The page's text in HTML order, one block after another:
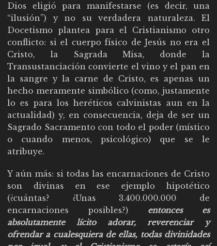
Dios eligió para manifestarse (es decir, una
“ilusión”) y no su verdadera naturaleza. El
Docetismo plantea para el Cristianismo otro
conflicto: si el cuerpo físico de Jesús no era el
Cristo, la Sagrada Misa, donde la
Transustanciación convierte el vino y el pan en
la sangre y la carne de Cristo, es apenas un
hecho meramente simbólico (como, justamente
lo es para los heréticos calvinistas aun en la
actualidad) y, en consecuencia, deja de ser un
Sagrado Sacramento con todo el poder (místico
o cuando menos, psicológico) que se le
atribuye.
Y aún más: si todas las encarnaciones de Cristo
son divinas en ese ejemplo hipotético
(¿cuántas? ¿Unas 3.400.000.000 de
encarnaciones posibles?) entonces es
absolutamente lícito adorar, reverenciar y
ofrendar a cualesquiera de ellas, todas divinidades